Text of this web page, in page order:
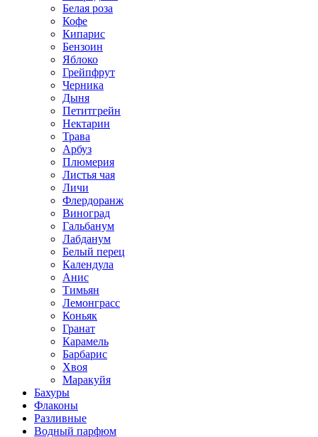
Белая роза
Кофе
Кипарис
Бензоин
Яблоко
Грейпфрут
Черника
Дыня
Петитгрейн
Нектарин
Трава
Арбуз
Плюмерия
Листья чая
Личи
Флердоранж
Виноград
Гальбанум
Лабданум
Белый перец
Календула
Анис
Тимьян
Лемонграсс
Коньяк
Гранат
Карамель
Барбарис
Хвоя
Маракуйя
Бахуры
Флаконы
Разливные
Водный парфюм